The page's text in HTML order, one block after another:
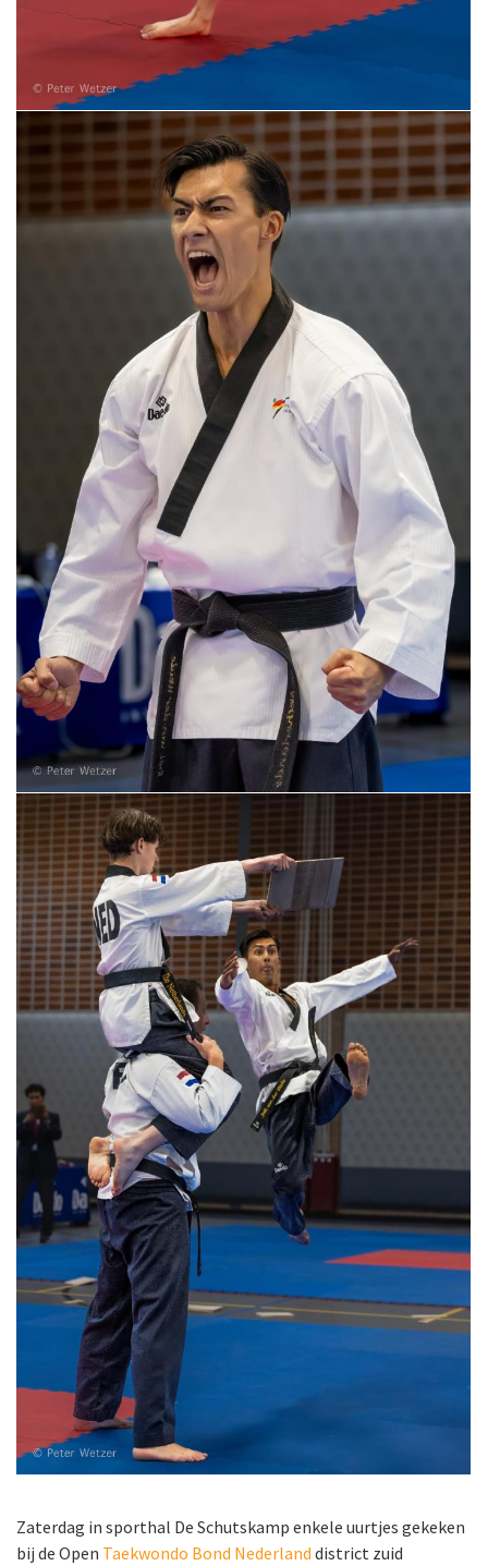
Zaterdag in sporthal De Schutskamp enkele uurtjes gekeken
bij de Open Taekwondo Bond Nederland district zuid